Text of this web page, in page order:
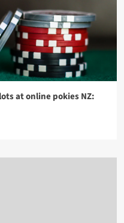
at online pokies NZ: